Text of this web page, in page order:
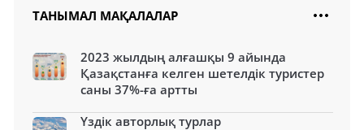
ТАНЫМАЛ МАҚАЛАЛАР
2023 жылдың алғашқы 9 айында
Қазақстанға келген шетелдік туристер
саны 37%-ға артты
Үздік авторлық турлар